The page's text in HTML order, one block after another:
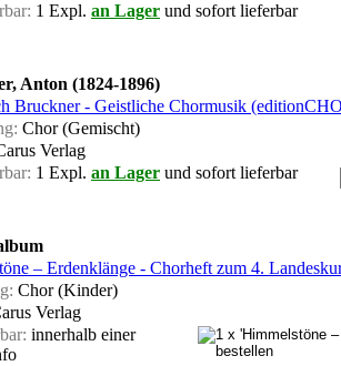
1 Expl. an Lager und sofort lieferbar
Anton (1824-1896)
Bruckner - Geistliche Chormusik
Chor (Gemischt)
Verlag
1 Expl. an Lager und sofort lieferbar
– Erdenklänge - Chorheft zum 4.
Chor (Kinder)
Verlag
innerhalb einer